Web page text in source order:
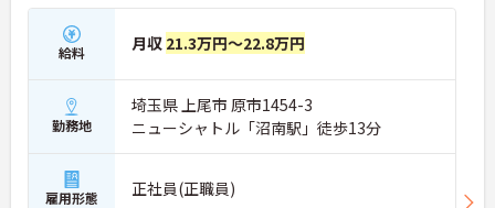
給料 月収 21.3万円～22.8万円
勤務地
埼玉県 上尾市 原市1454-3
ニューシャトル「沼南駅」徒歩13分
雇用形態 正社員(正職員)